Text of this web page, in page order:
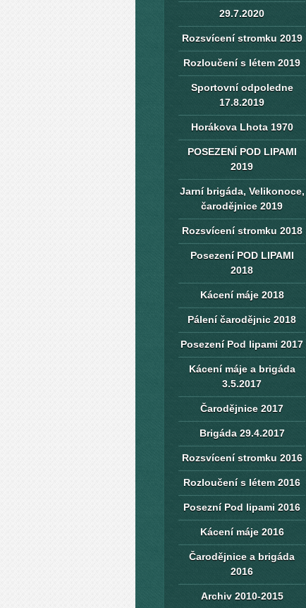
29.7.2020
Rozsvícení stromku 2019
Rozloučení s létem 2019
Sportovní odpoledne
17.8.2019
Horákova Lhota 1970
POSEZENÍ POD LIPAMI
2019
Jarní brigáda, Velikonoce,
čarodějnice 2019
Rozsvícení stromku 2018
Posezení POD LIPAMI
2018
Kácení máje 2018
Pálení čarodějnic 2018
Posezení Pod lipami 2017
Kácení máje a brigáda
3.5.2017
Čarodějnice 2017
Brigáda 29.4.2017
Rozsvícení stromku 2016
Rozloučení s létem 2016
Posezní Pod lipami 2016
Kácení máje 2016
Čarodějnice a brigáda
2016
Archiv 2010-2015